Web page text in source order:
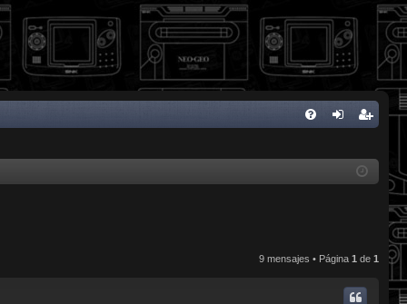
ist
9 mensajes • Página 1 de 1